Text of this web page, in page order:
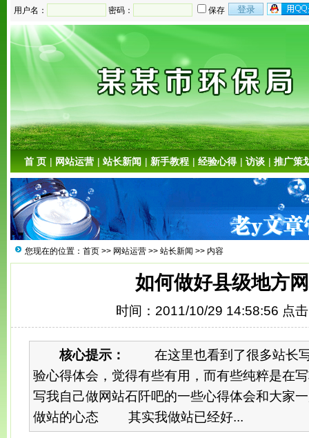
用户名： 密码： 保存
首 页 | 网站运营 |站长新闻 | 新手教程 | 经验心得 | 访谈 | 推广策
您现在的位置： 首页 >> 网站运营 >> 站长新闻 >> 内容
如何做好县级地方
时间：2011/10/29 14:58:56 点
核心提示：
在这里也看到了很多站长写
验心得体会，觉得有些有用，而有些纯粹是在
写我自己做网站石阡吧的一些心得体会和大
做站的心态 其实我做站已经好...